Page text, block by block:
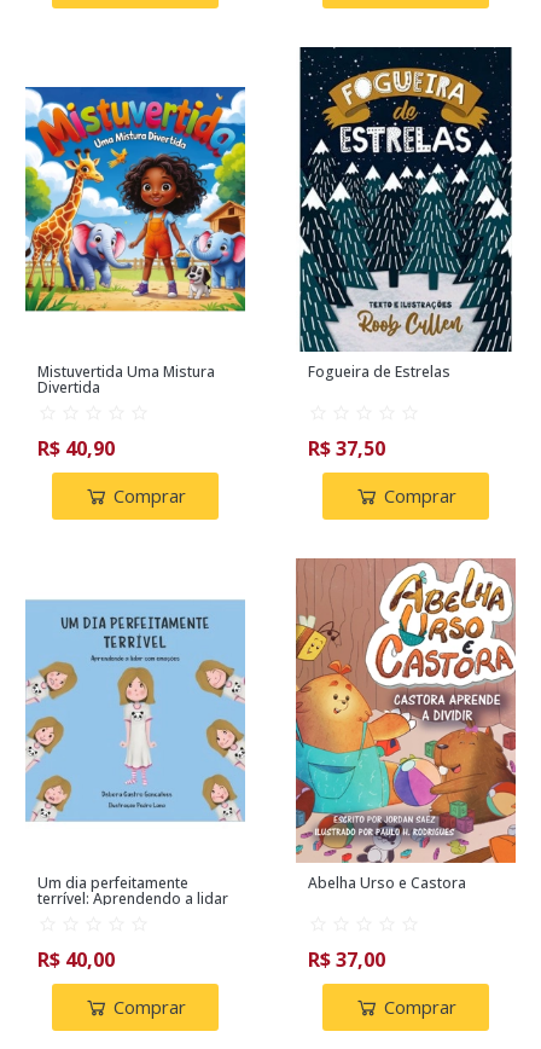
Mistuvertida Uma Mistura
Divertida
R$ 40,90
Comprar
Fogueira de Estrelas
R$ 37,50
Comprar
Um dia perfeitamente
terrível: Aprendendo a lidar
R$ 40,00
Comprar
Abelha Urso e Castora
R$ 37,00
Comprar